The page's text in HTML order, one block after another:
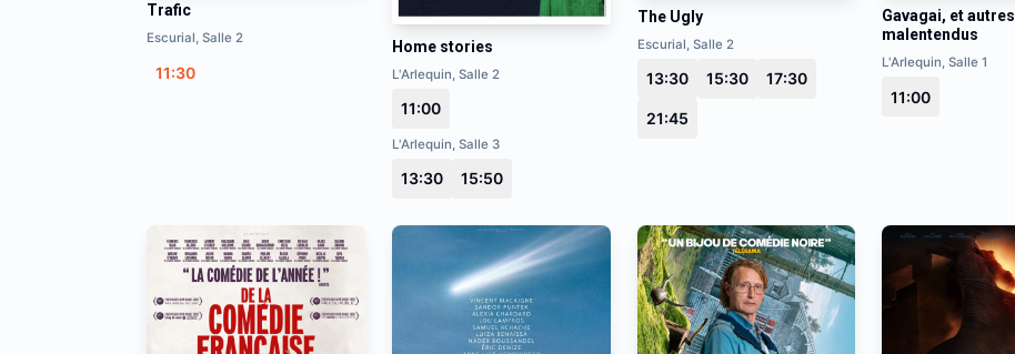
Trafic
Escurial, Salle 2
11:30
Home stories
L'Arlequin, Salle 2
11:00
L'Arlequin, Salle 3
13:30 15:50
The Ugly
Escurial, Salle 2
13:30 15:30 17:30
21:45
Gavagai, et autres
malentendus
L'Arlequin, Salle 1
11:00